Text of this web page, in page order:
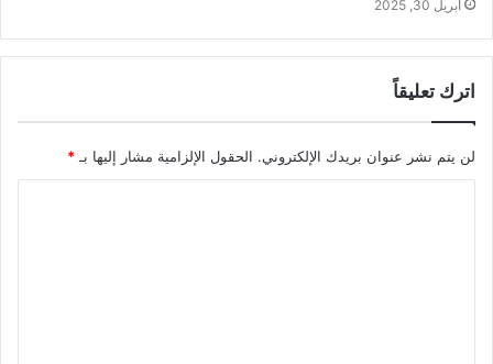
أبريل 30, 2025
اترك تعليقاً
لن يتم نشر عنوان بريدك الإلكتروني. الحقول الإلزامية مشار إليها بـ *